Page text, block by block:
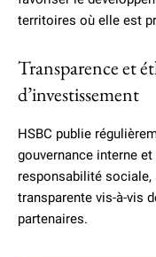
territoires où elle est
Transparence et
d’investissement
HSBC publie
gouvernance interne
responsabilité
transparente vis-à-vis
partenaires.